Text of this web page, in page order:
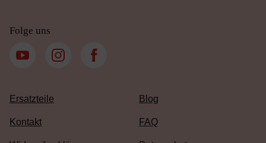
Folge uns
Ersatzteile Blog
Kontakt FAQ